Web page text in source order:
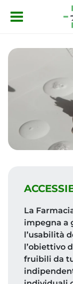
Salta al contenuto
La
impegna a
l’usabilità
l’obiettivo
fruibili da